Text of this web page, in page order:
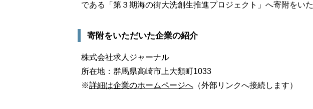
である「第３期海の街大洗創生推進プロジェクト」へ寄附をいた
寄附をいただいた企業の紹介
株式会社求人ジャーナル
所在地：群馬県高崎市上大類町1033
※詳細は企業のホームページへ （外部リンクへ接続します）